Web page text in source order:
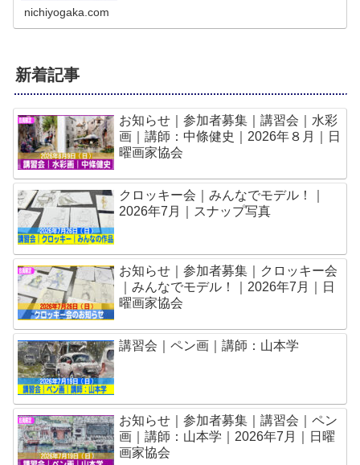
nichiyogaka.com
新着記事
お知らせ｜参加者募集｜講習会｜水彩
画｜講師：中條健史｜2026年８月｜日
曜画家協会
クロッキー会｜みんなでモデル！｜
2026年7月｜スナップ写真
お知らせ｜参加者募集｜クロッキー会
｜みんなでモデル！｜2026年7月｜日
曜画家協会
講習会｜ペン画｜講師：山本学
お知らせ｜参加者募集｜講習会｜ペン
画｜講師：山本学｜2026年7月｜日曜
画家協会